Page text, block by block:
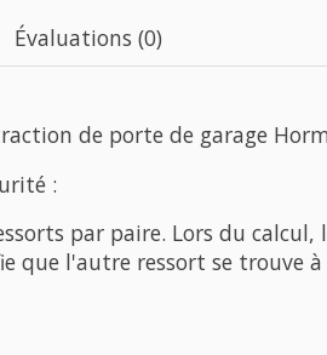
Évaluations (0)
de porte de garage
:
par paire. Lors du
que l'autre ressort se trouve